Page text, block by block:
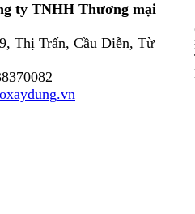
ty TNHH Thương mại
Thị Trấn, Cầu Diễn, Từ